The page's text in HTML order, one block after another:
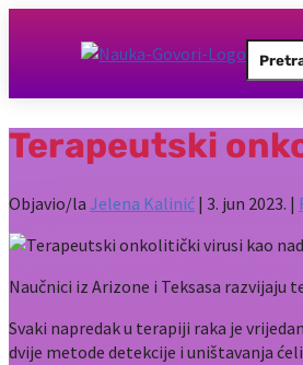
Search
for:
Terapeutski
Objavio/la Jelena Kalinić | 3. jun 2023. |
Naučnici iz Arizone i Teksasa
Svaki napredak u terapiji raka je
dvije metode detekcije i uništavanja